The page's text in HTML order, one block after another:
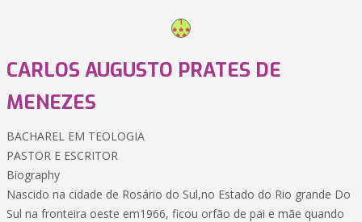
CARLOS AUGUSTO PRATES DE
MENEZES
BACHAREL EM TEOLOGIA
PASTOR E ESCRITOR
Biography
Nascido na cidade de Rosário do Sul,no Estado do Rio grande Do
Sul na fronteira oeste em1966, ficou orfão de pai e mãe quando